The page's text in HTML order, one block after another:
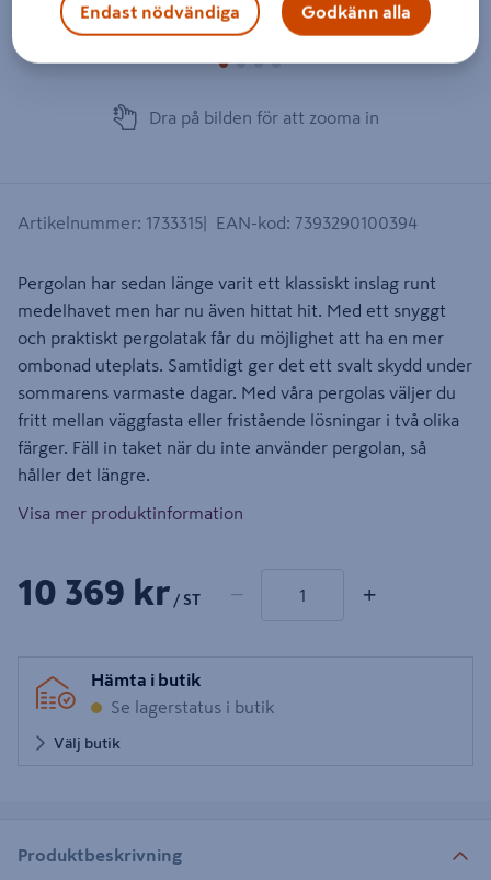
Dra på bilden för att zooma in
Artikelnummer: 1733315 EAN-kod: 7393290100394
Pergolan har sedan länge varit ett klassiskt inslag runt
medelhavet men har nu även hittat hit. Med ett snyggt
och praktiskt pergolatak får du möjlighet att ha en mer
ombonad uteplats. Samtidigt ger det ett svalt skydd under
sommarens varmaste dagar. Med våra pergolas väljer du
fritt mellan väggfasta eller fristående lösningar i två olika
färger. Fäll in taket när du inte använder pergolan, så
håller det längre.
Visa mer produktinformation
10 369 kr / ST − +
Hämta i butik
Se lagerstatus i butik
Välj butik
Produktbeskrivning
Endast nödvändiga Godkänn alla